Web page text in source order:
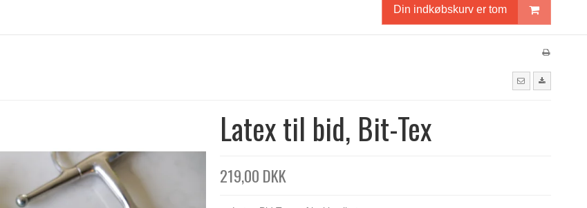
Din indkøbskurv er tom
Latex til bid, Bit-Tex
219,00 DKK